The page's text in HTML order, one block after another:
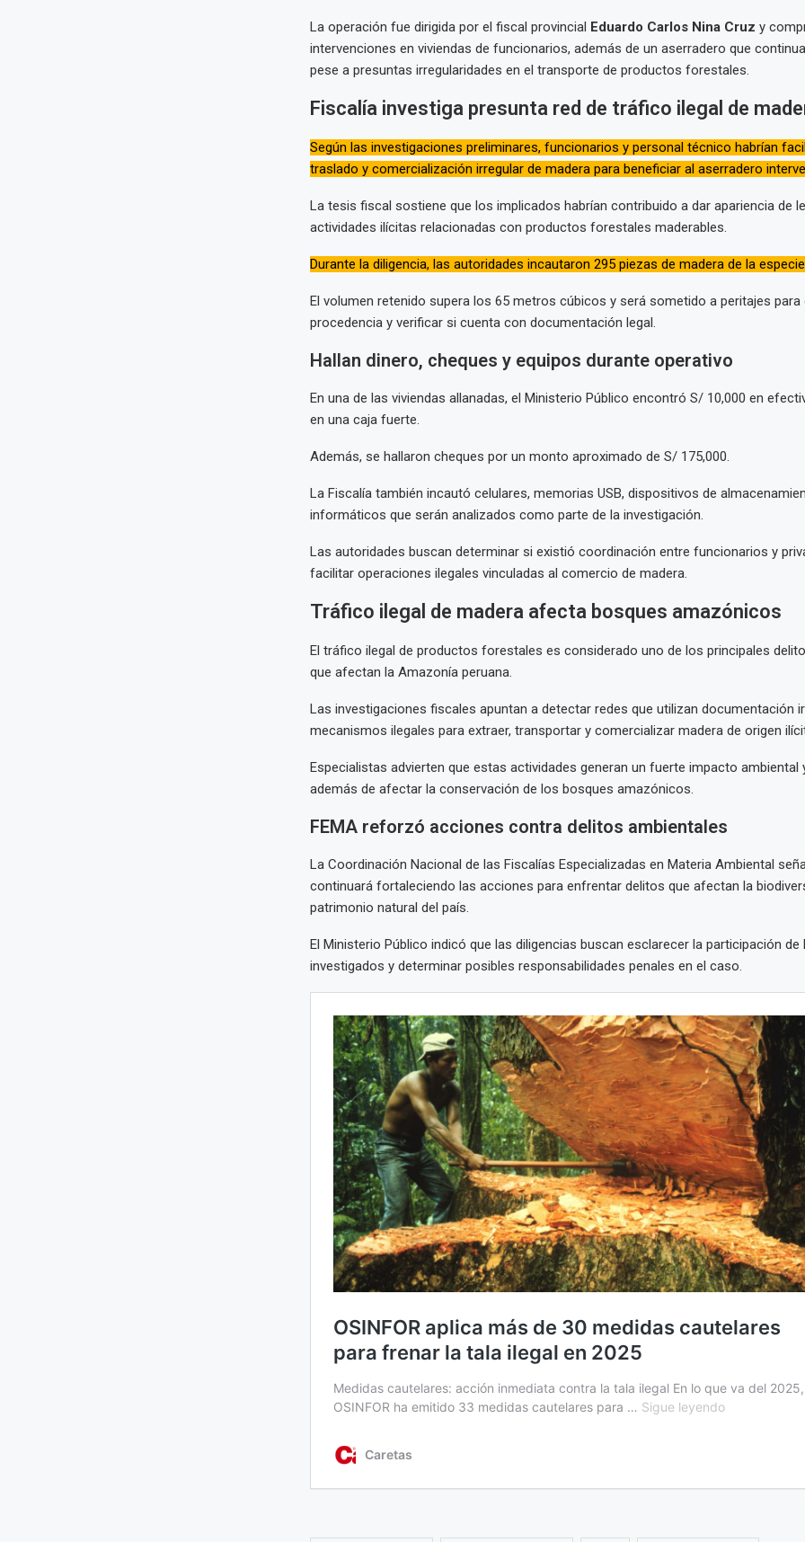
La operación fue dirigida por el fiscal provincial Eduardo Carlos Nina Cruz y
intervenciones en viviendas de funcionarios, además de un aserradero que
pese a presuntas irregularidades en el transporte de productos forestales.
Fiscalía investiga presunta red de tráfico ilegal de
Según las investigaciones preliminares, funcionarios y personal técnico habrían
traslado y comercialización irregular de madera para beneficiar al aserradero
La tesis fiscal sostiene que los implicados habrían contribuido a dar apariencia de
actividades ilícitas relacionadas con productos forestales maderables.
Durante la diligencia, las autoridades incautaron 295 piezas de madera de la
El volumen retenido supera los 65 metros cúbicos y será sometido a peritajes para
procedencia y verificar si cuenta con documentación legal.
Hallan dinero, cheques y equipos durante operativo
En una de las viviendas allanadas, el Ministerio Público encontró S/ 10,000 en
en una caja fuerte.
Además, se hallaron cheques por un monto aproximado de S/ 175,000.
La Fiscalía también incautó celulares, memorias USB, dispositivos de
informáticos que serán analizados como parte de la investigación.
Las autoridades buscan determinar si existió coordinación entre funcionarios y
facilitar operaciones ilegales vinculadas al comercio de madera.
Tráfico ilegal de madera afecta bosques amazónicos
El tráfico ilegal de productos forestales es considerado uno de los principales
que afectan la Amazonía peruana.
Las investigaciones fiscales apuntan a detectar redes que utilizan documentación
mecanismos ilegales para extraer, transportar y comercializar madera de origen
Especialistas advierten que estas actividades generan un fuerte impacto ambiental
además de afectar la conservación de los bosques amazónicos.
FEMA reforzó acciones contra delitos ambientales
La Coordinación Nacional de las Fiscalías Especializadas en Materia Ambiental
continuará fortaleciendo las acciones para enfrentar delitos que afectan la
patrimonio natural del país.
El Ministerio Público indicó que las diligencias buscan esclarecer la participación de
investigados y determinar posibles responsabilidades penales en el caso.